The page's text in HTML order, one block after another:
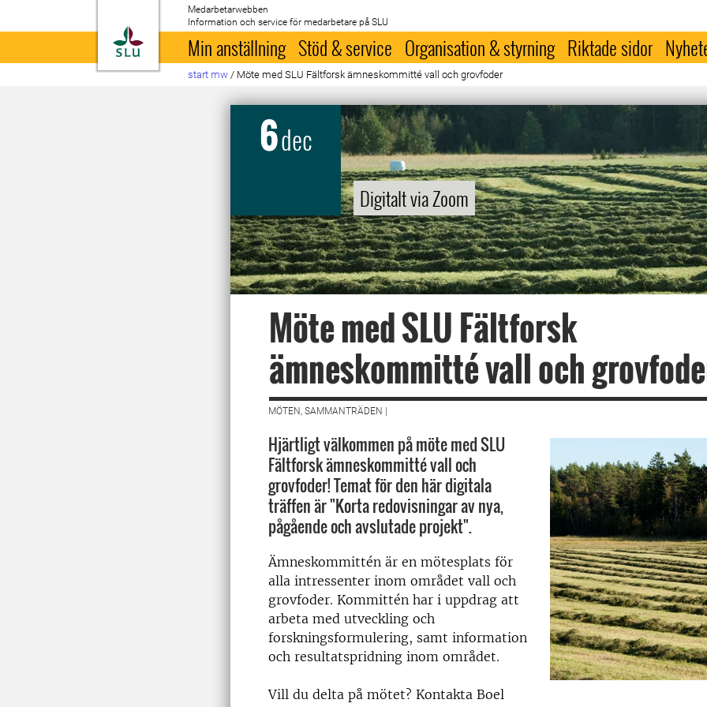
Till startsida
Medarbetarwebben
Information och service för medarbetare på SLU
Min anställning Stöd & service Organisation & styrning Riktade sidor
start mw / Möte med SLU Fältforsk ämneskommitté vall och grovfoder
6dec
Digitalt via Zoom
Möte med SLU Fältforsk
ämneskommitté vall och
MÖTEN, SAMMANTRÄDEN |
Hjärtligt välkommen på möte med SLU
Fältforsk ämneskommitté vall och
grovfoder! Temat för den här digitala
träffen är "Korta redovisningar av nya,
pågående och avslutade projekt".
Ämneskommittén är en mötesplats för
alla intressenter inom området vall och
grovfoder. Kommittén har i uppdrag att
arbeta med utveckling och
forskningsformulering, samt information
och resultatspridning inom området.
Vill du delta på mötet? Kontakta Boel